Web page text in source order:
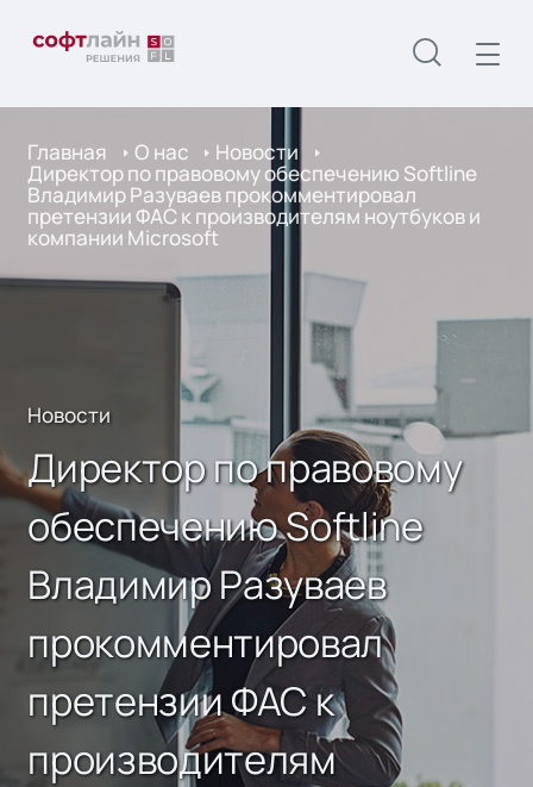
Главная О нас Новости
Директор по правовому обеспечению Softline
Владимир Разуваев прокомментировал
претензии ФАС к производителям ноутбуков и
компании Microsoft
Новости
Директор по правовому
обеспечению Softline
Владимир Разуваев
прокомментировал
претензии ФАС к
производителям